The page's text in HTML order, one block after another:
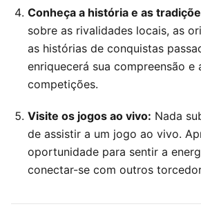
Conheça a história e as
sobre as rivalidades locais, as
as histórias de conquistas
enriquecerá sua compreensão e
competições.
Visite os jogos ao vivo: Nada
de assistir a um jogo ao vivo.
oportunidade para sentir a
conectar-se com outros